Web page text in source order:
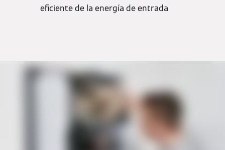
eficiente de la energía de entrada